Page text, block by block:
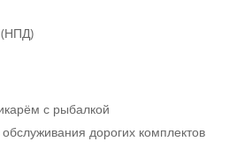
(НПД)
с рыбалкой
дорогих комплектов